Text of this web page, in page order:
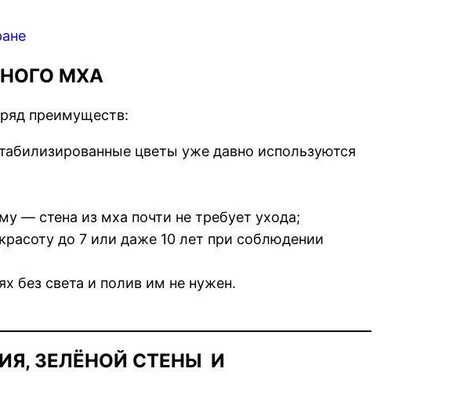
МХА
преимуществ:
цветы уже давно используются
— стена из мха почти не требует ухода;
до 7 или даже 10 лет при соблюдении
без света и полив им не нужен.
ЗЕЛЁНОЙ СТЕНЫ И